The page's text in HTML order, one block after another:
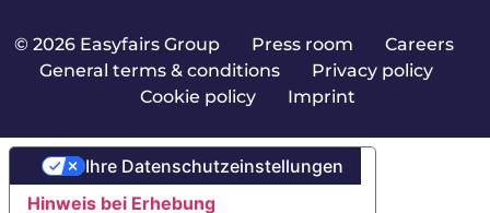
© 2026 Easyfairs Group| Press room Careers|
General terms & conditions| Privacy policy|
Cookie policy| Imprint
Hinweis bei Erhebung
Ihre Datenschutzeinstellungen